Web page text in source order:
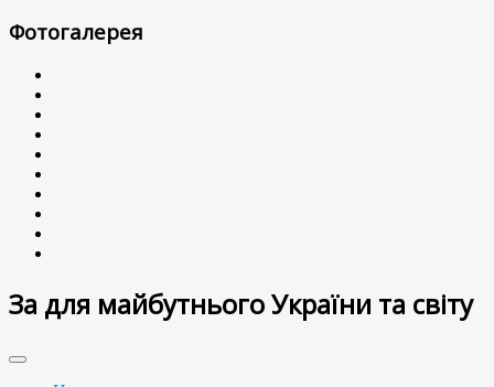
Фотогалерея
За для майбутнього України та світу